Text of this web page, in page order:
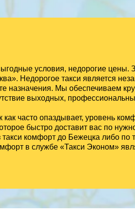
условия, недорогие цены.
Недорогое такси является
Мы обеспечиваем
выходных,
часто опаздывает, уровень
быстро доставит вас по
комфорт до Бежецка либо
в службе «Такси Эконом»